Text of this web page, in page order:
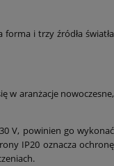
i trzy źródła światła
w aranżacje nowoczesne,
V, powinien go wykonać
IP20 oznacza ochronę